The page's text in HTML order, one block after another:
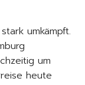
umkämpft.
um
heute